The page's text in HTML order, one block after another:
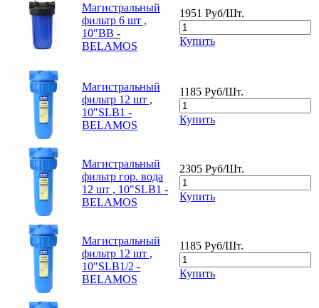
Магистральный
фильтр 6 шт ,
10"BB -
BELAMOS
1951 Руб/Шт.
Купить
Магистральный
фильтр 12 шт ,
10"SLB1 -
BELAMOS
1185 Руб/Шт.
Купить
Магистральный
фильтр гор. вода
12 шт , 10"SLB1 -
BELAMOS
2305 Руб/Шт.
Купить
Магистральный
фильтр 12 шт ,
10"SLB1/2 -
BELAMOS
1185 Руб/Шт.
Купить